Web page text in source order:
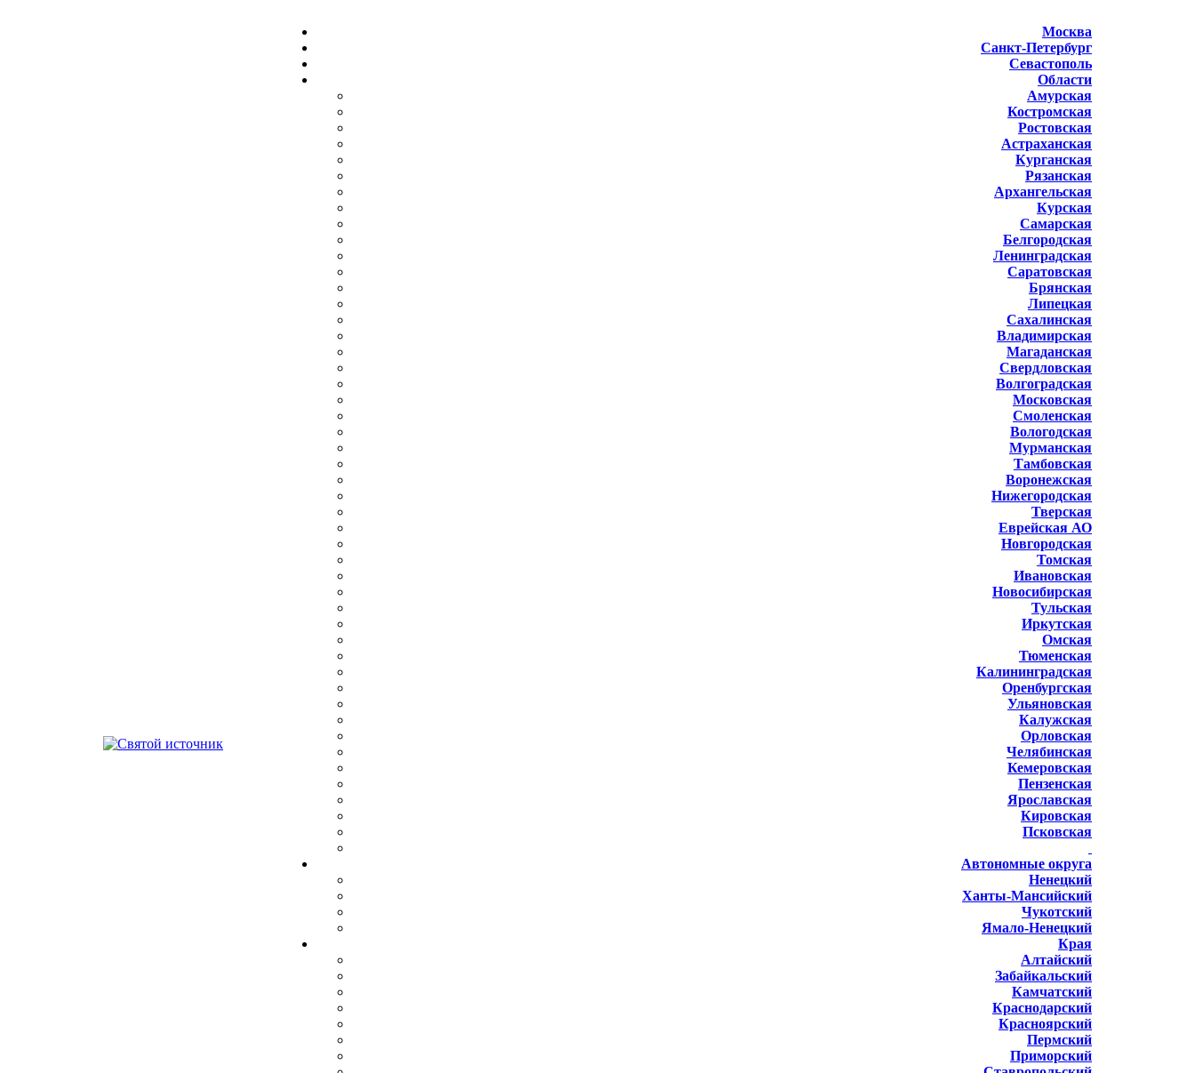
Москва
Санкт-Петербург
Севастополь
Области
Амурская
Костромская
Ростовская
Астраханская
Курганская
Рязанская
Архангельская
Курская
Самарская
Белгородская
Ленинградская
Саратовская
Брянская
Липецкая
Сахалинская
Владимирская
Магаданская
Свердловская
Волгоградская
Московская
Смоленская
Вологодская
Мурманская
Тамбовская
Воронежская
Нижегородская
Тверская
Еврейская АО
Новгородская
Томская
Ивановская
Новосибирская
Тульская
Иркутская
Омская
Тюменская
Калининградская
Оренбургская
Ульяновская
Калужская
Орловская
Челябинская
Кемеровская
Пензенская
Ярославская
Кировская
Псковская
Автономные округа
Ненецкий
Ханты-Мансийский
Чукотский
Ямало-Ненецкий
Края
Алтайский
Забайкальский
Камчатский
Краснодарский
Красноярский
Пермский
Приморский